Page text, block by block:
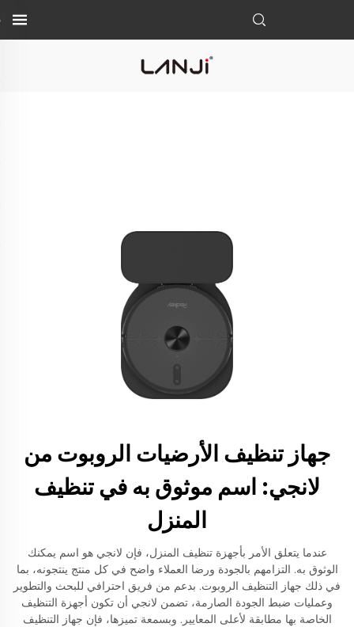
جهاز تنظيف الأرضيات الروبوت من
لانجي: اسم موثوق به في تنظيف
المنزل
عندما يتعلق الأمر بأجهزة تنظيف المنزل، فإن لانجي هو اسم يمكنك
الوثوق به. التزامهم بالجودة ورضا العملاء واضح في كل منتج ينتجونه، بما
في ذلك جهاز التنظيف الروبوت. بدعم من فريق احترافي للبحث والتطوير
وعمليات ضبط الجودة الصارمة، تضمن لانجي أن تكون أجهزة التنظيف
الخاصة بها مطابقة لأعلى المعايير. وبسمعة تميزها، فإن جهاز التنظيف